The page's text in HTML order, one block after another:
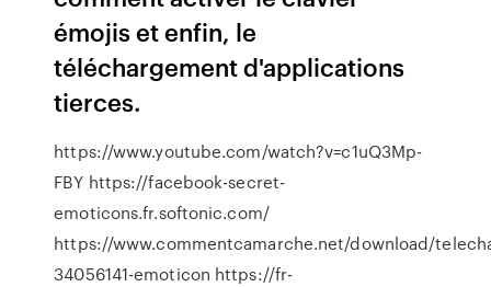
émojis et enfin, le
téléchargement d'applications
tierces.
https://www.youtube.com/watch?v=c1uQ3Mp-
FBY https://facebook-secret-
emoticons.fr.softonic.com/
https://www.commentcamarche.net/download/
34056141-emoticon https://fr-